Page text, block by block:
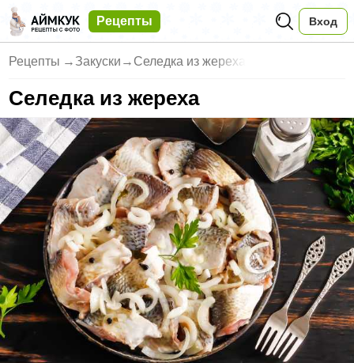
Рецепты Вход
Рецепты → Закуски → Селедка из жереха
Селедка из жереха